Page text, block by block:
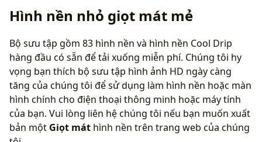
Hình nền nhỏ giọt mát mẻ
Bộ sưu tập gồm 83 hình nền và hình nền Cool Drip
hàng đầu có sẵn để tải xuống miễn phí. Chúng tôi hy
vọng bạn thích bộ sưu tập hình ảnh HD ngày càng
tăng của chúng tôi để sử dụng làm hình nền hoặc màn
hình chính cho điện thoại thông minh hoặc máy tính
của bạn. Vui lòng liên hệ chúng tôi nếu bạn muốn xuất
bản một Giọt mát hình nền trên trang web của chúng